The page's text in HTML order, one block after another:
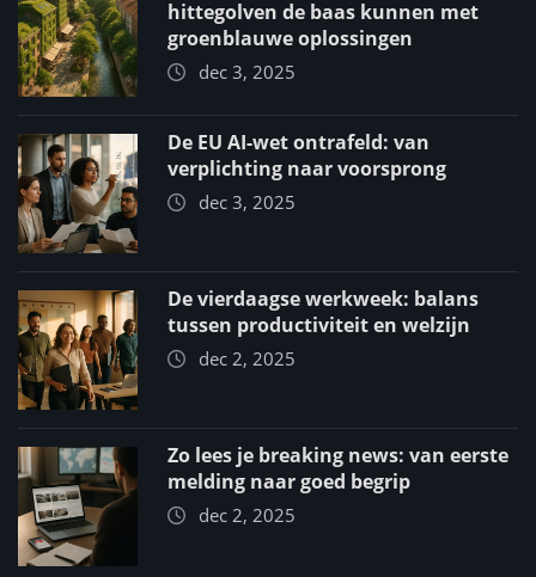
hittegolven de baas kunnen met
groenblauwe oplossingen
dec 3, 2025
De EU AI-wet ontrafeld: van
verplichting naar voorsprong
dec 3, 2025
De vierdaagse werkweek: balans
tussen productiviteit en welzijn
dec 2, 2025
Zo lees je breaking news: van eerste
melding naar goed begrip
dec 2, 2025